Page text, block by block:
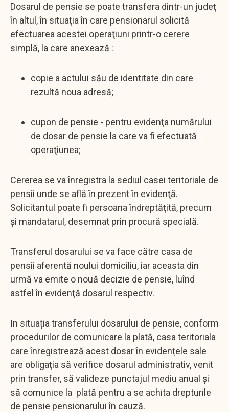
Dosarul de pensie se poate transfera dintr-un judeţ
în altul, în situaţia în care pensionarul solicită
efectuarea acestei operaţiuni printr-o cerere
simplă, la care anexează :
copie a actului său de identitate din care
rezultă noua adresă;
cupon de pensie - pentru evidenţa numărului
de dosar de pensie la care va fi efectuată
operaţiunea;
Cererea se va înregistra la sediul casei teritoriale de
pensii unde se află în prezent în evidenţă.
Solicitantul poate fi persoana îndreptăţită, precum
şi mandatarul, desemnat prin procură specială.
Transferul dosarului se va face către casa de
pensii aferentă noului domiciliu, iar aceasta din
urmă va emite o nouă decizie de pensie, luînd
astfel în evidenţă dosarul respectiv.
In situația transferului dosarului de pensie, conform
procedurilor de comunicare la plată, casa teritoriala
care înregistrează acest dosar în evidențele sale
are obligația să verifice dosarul administrativ, venit
prin transfer, să valideze punctajul mediu anual și
să comunice la plată pentru a se achita drepturile
de pensie pensionarului în cauză.